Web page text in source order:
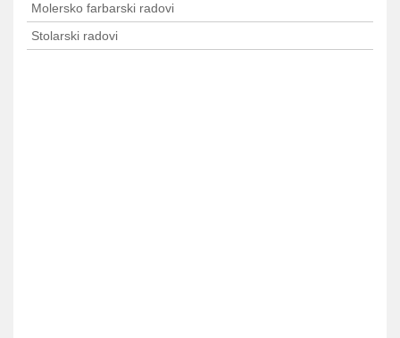
Molersko farbarski radovi
Stolarski radovi